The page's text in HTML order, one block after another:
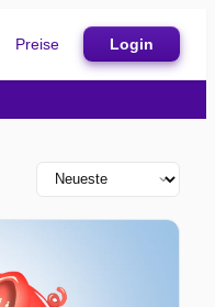
Preise Login